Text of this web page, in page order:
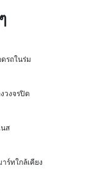
รถในร่ม
วงจรปิด
ส
ร์ทใกล้เคียง